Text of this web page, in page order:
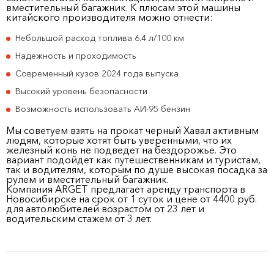
вместительный багажник. К плюсам этой машины
китайского производителя можно отнести:
Небольшой расход топлива 6.4 л/100 км
Надежность и проходимость
Современный кузов 2024 года выпуска
Высокий уровень безопасности
Возможность использовать АИ-95 бензин
Мы советуем взять на прокат черный Хавал активным
людям, которые хотят быть уверенными, что их
железный конь не подведет на бездорожье. Это
вариант подойдет как путешественникам и туристам,
так и водителям, которым по душе высокая посадка за
рулем и вместительный багажник.
Компания ARGET предлагает аренду транспорта в
Новосибирске на срок от 1 суток и цене от 4400 руб.
для автолюбителей возрастом от 23 лет и
водительским стажем от 3 лет.